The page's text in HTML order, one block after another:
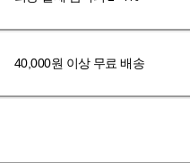
40,000원 이상 무료 배송